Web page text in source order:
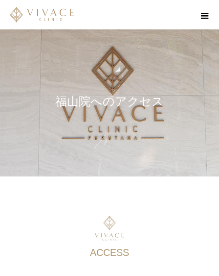
福山院へのアクセス
ACCESS